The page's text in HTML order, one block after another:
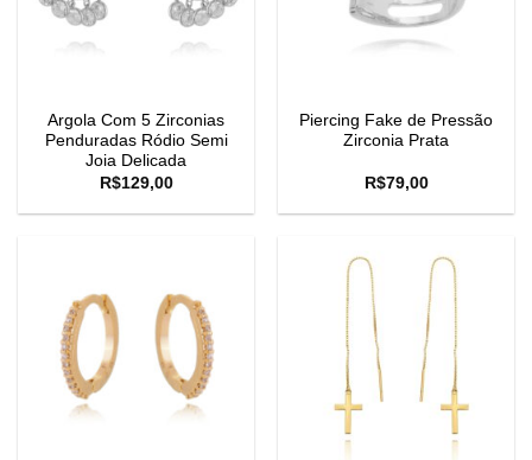
Argola Com 5 Zirconias
Penduradas Ródio Semi
Joia Delicada
R$129,00
Piercing Fake de Pressão
Zirconia Prata
R$79,00